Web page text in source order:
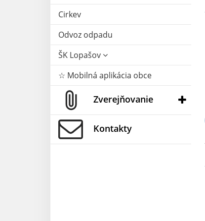
Cirkev
Odvoz odpadu
ŠK Lopašov
☆ Mobilná aplikácia obce
Zverejňovanie
Kontakty